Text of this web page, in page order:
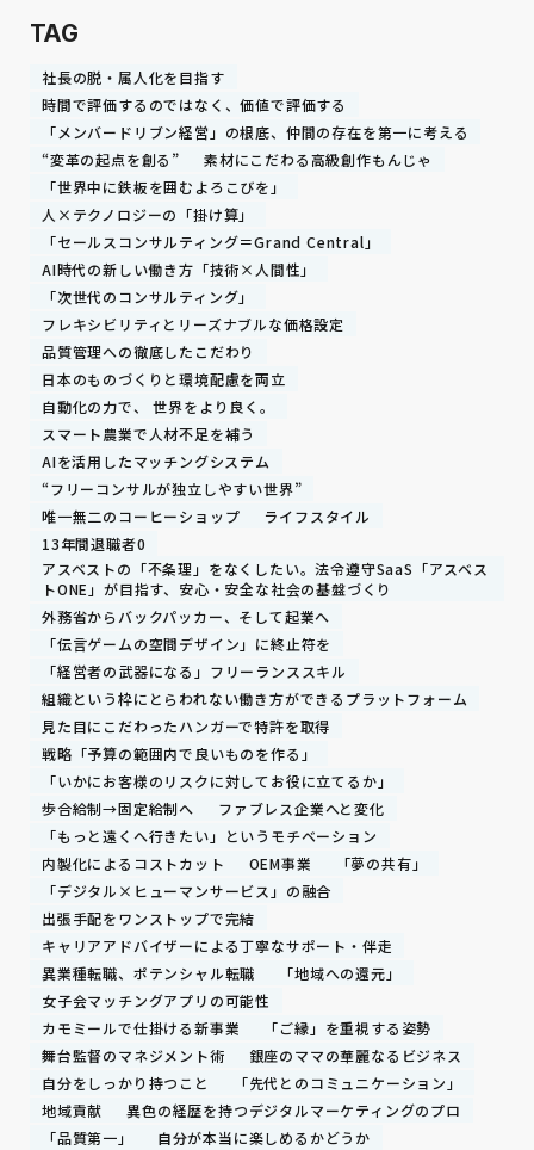
TAG
社長の脱・属人化を目指す
時間で評価するのではなく、価値で評価する
「メンバードリブン経営」の根底、仲間の存在を第一に考える
“変革の起点を創る”
素材にこだわる高級創作もんじゃ
「世界中に鉄板を囲むよろこびを」
人×テクノロジーの「掛け算」
「セールスコンサルティング＝Grand Central」
AI時代の新しい働き方「技術×人間性」
「次世代のコンサルティング」
フレキシビリティとリーズナブルな価格設定
品質管理への徹底したこだわり
日本のものづくりと環境配慮を両立
自動化の力で、 世界をより良く。
スマート農業で人材不足を補う
AIを活用したマッチングシステム
“フリーコンサルが独立しやすい世界”
唯一無二のコーヒーショップ
ライフスタイル
13年間退職者0
アスベストの「不条理」をなくしたい。法令遵守SaaS「アスベス
トONE」が目指す、安心・安全な社会の基盤づくり
外務省からバックパッカー、そして起業へ
「伝言ゲームの空間デザイン」に終止符を
「経営者の武器になる」フリーランススキル
組織という枠にとらわれない働き方ができるプラットフォーム
見た目にこだわったハンガーで特許を取得
戦略「予算の範囲内で良いものを作る」
「いかにお客様のリスクに対してお役に立てるか」
歩合給制→固定給制へ
ファブレス企業へと変化
「もっと遠くへ行きたい」というモチベーション
内製化によるコストカット
OEM事業
「夢の共有」
「デジタル×ヒューマンサービス」の融合
出張手配をワンストップで完結
キャリアアドバイザーによる丁寧なサポート・伴走
異業種転職、ポテンシャル転職
「地域への還元」
女子会マッチングアプリの可能性
カモミールで仕掛ける新事業
「ご縁」を重視する姿勢
舞台監督のマネジメント術
銀座のママの華麗なるビジネス
自分をしっかり持つこと
「先代とのコミュニケーション」
地域貢献
異色の経歴を持つデジタルマーケティングのプロ
「品質第一」
自分が本当に楽しめるかどうか